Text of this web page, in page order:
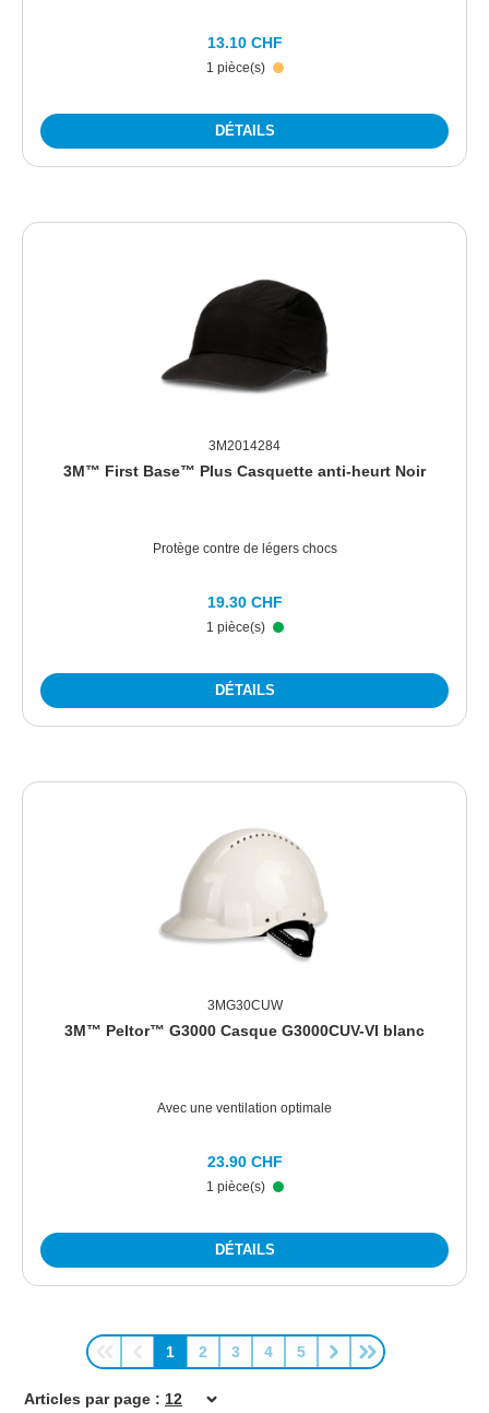
1 pièce(s)
13.10 CHF
DÉTAILS
3M2014284
3M™ First Base™ Plus Casquette anti-heurt Noir
Protège contre de légers chocs
1 pièce(s)
19.30 CHF
DÉTAILS
3MG30CUW
3M™ Peltor™ G3000 Casque G3000CUV-VI blanc
Avec une ventilation optimale
1 pièce(s)
23.90 CHF
DÉTAILS
Page
1
Page
2
Page
3
Page
4
Page
5
Articles par page :